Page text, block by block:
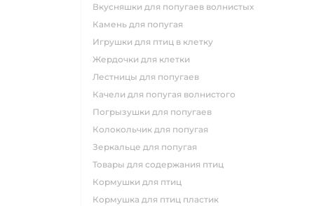
вкусняшки для попугаев волнистых
камень для попугая
игрушки для птиц в клетку
жердочки для клетки
лестницы для попугаев
качели для попугая волнистого
погрызушки для попугаев
колокольчик для попугая
зеркальце для попугая
товары для содержания птиц
кормушки для птиц
кормушка для птиц пластик